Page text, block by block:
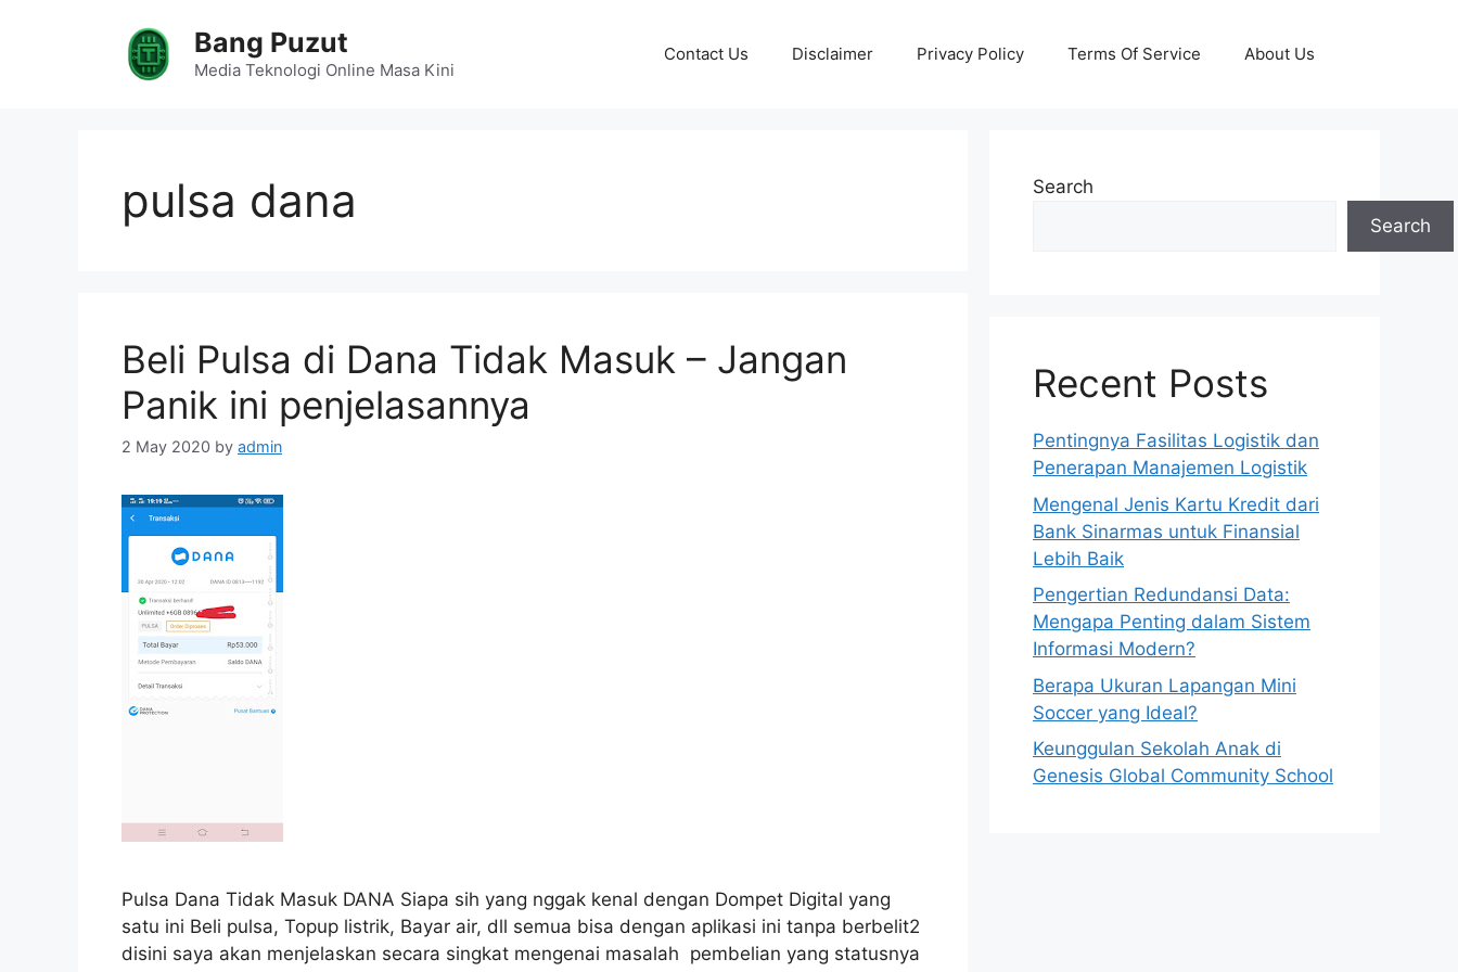
Bang Puzut
Media Teknologi Online Masa Kini
Contact Us Disclaimer Privacy Policy Terms Of Service About Us
pulsa dana
Beli Pulsa di Dana Tidak Masuk – Jangan
Panik ini penjelasannya
2 May 2020 by admin
Pulsa Dana Tidak Masuk DANA Siapa sih yang nggak kenal dengan Dompet Digital yang
satu ini Beli pulsa, Topup listrik, Bayar air, dll semua bisa dengan aplikasi ini tanpa berbelit2
disini saya akan menjelaskan secara singkat mengenai masalah pembelian yang statusnya
Search
Search
Recent Posts
Pentingnya Fasilitas Logistik dan
Penerapan Manajemen Logistik
Mengenal Jenis Kartu Kredit dari
Bank Sinarmas untuk Finansial
Lebih Baik
Pengertian Redundansi Data:
Mengapa Penting dalam Sistem
Informasi Modern?
Berapa Ukuran Lapangan Mini
Soccer yang Ideal?
Keunggulan Sekolah Anak di
Genesis Global Community School